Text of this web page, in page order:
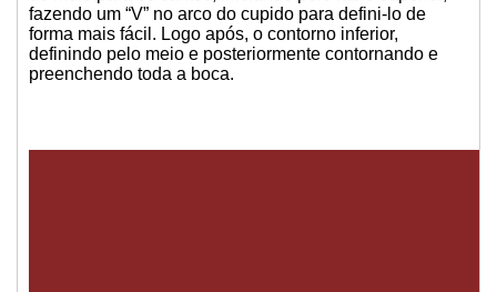
fazendo um “V” no arco do cupido para defini-lo de
forma mais fácil. Logo após, o contorno inferior,
definindo pelo meio e posteriormente contornando e
preenchendo toda a boca.